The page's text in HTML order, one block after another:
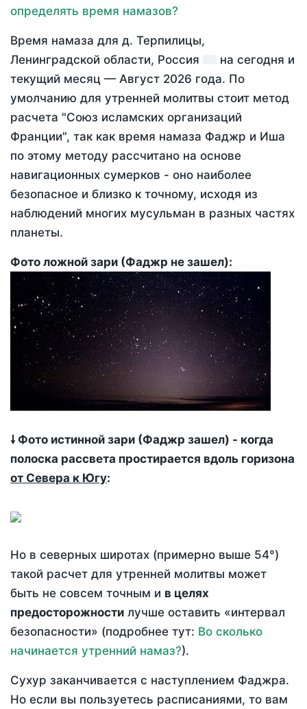
определять время намазов?
Время намаза для д. Терпилицы,
Ленинградской области, Россия
на сегодня и
текущий месяц — Август 2026 года. По
умолчанию для утренней молитвы стоит метод
расчета "Союз исламских организаций
Франции", так как время намаза Фаджр и Иша
по этому методу рассчитано на основе
навигационных сумерков - оно наиболее
безопасное и близко к точному, исходя из
наблюдений многих мусульман в разных частях
планеты.
Фото ложной зари (Фаджр не зашел):
🠗 Фото истинной зари (Фаджр зашел) - когда
полоска рассвета простирается вдоль горизона
от Севера к Югу:
Но в северных широтах (примерно выше 54°)
такой расчет для утренней молитвы может
быть не совсем точным и в целях
предосторожности лучше оставить «интервал
безопасности» (подробнее тут: Во сколько
начинается утренний намаз?).
Сухур заканчивается с наступлением Фаджра.
Но если вы пользуетесь расписаниями, то вам